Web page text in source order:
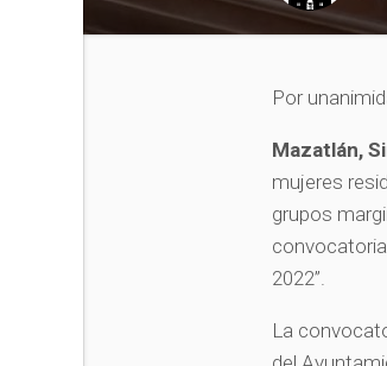
Por
Mazatlán,
mujeres
grupos
2022”.
La